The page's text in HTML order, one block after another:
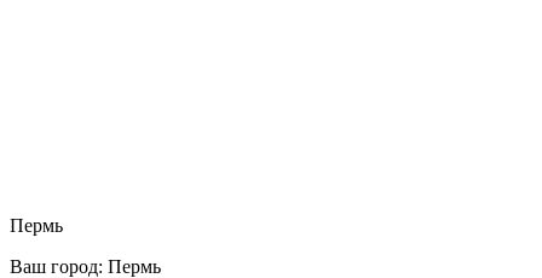
Пермь
Ваш город: Пермь